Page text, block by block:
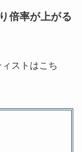
倍率が上がる
ストはこち